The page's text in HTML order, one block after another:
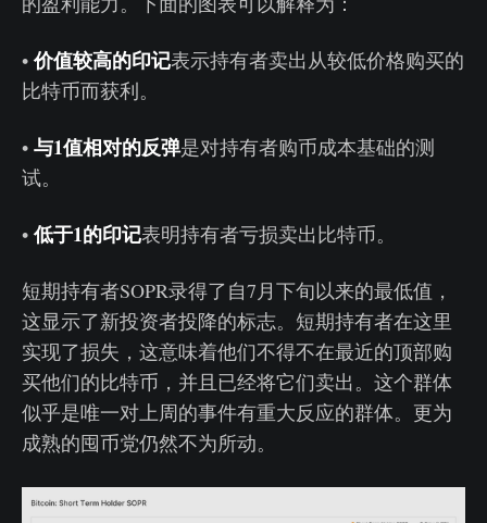
• 价值较高的印记表示持有者卖出从较低价格购买的
比特币而获利。
• 与1值相对的反弹是对持有者购币成本基础的测
试。
• 低于1的印记表明持有者亏损卖出比特币。
短期持有者SOPR录得了自7月下旬以来的最低值，
这显示了新投资者投降的标志。短期持有者在这里
实现了损失，这意味着他们不得不在最近的顶部购
买他们的比特币，并且已经将它们卖出。这个群体
似乎是唯一对上周的事件有重大反应的群体。更为
成熟的囤币党仍然不为所动。